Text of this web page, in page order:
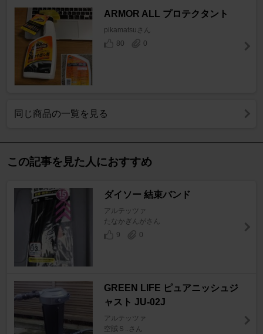
ARMOR ALL プロテクタント
pikamatsuさん
80
0
同じ商品の一覧を見る
この記事を見た人におすすめ
ダイソー 結束バンド
アルテッツァ
たなかぎんがさん
9
0
GREEN LIFE ピュアニッシュジ
ャスト JU-02J
アルテッツァ
空賊Ｓ..さん